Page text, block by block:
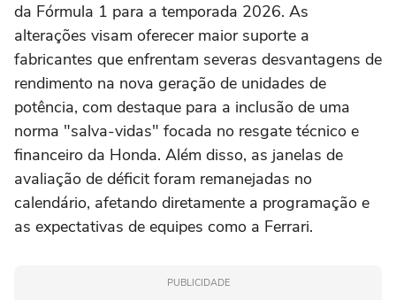
da Fórmula 1 para a temporada 2026. As
alterações visam oferecer maior suporte a
fabricantes que enfrentam severas desvantagens de
rendimento na nova geração de unidades de
potência, com destaque para a inclusão de uma
norma "salva-vidas" focada no resgate técnico e
financeiro da Honda. Além disso, as janelas de
avaliação de déficit foram remanejadas no
calendário, afetando diretamente a programação e
as expectativas de equipes como a Ferrari.
PUBLICIDADE